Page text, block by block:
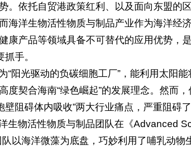
。依托自贸港政策红利、以及面向东盟的
海洋生物活性物质与制品产业作为海洋经
康产品等领域具备不可替代的应用优势，
手。
“阳光驱动的负碳细胞工厂”，能利用太阳
度契合海南“绿色崛起”的发展理念。然而
壁阻碍体内吸收”两大行业痛点，严重阻碍
生物活性物质与制品团队在《Advanced
队以海洋微藻为底盘，巧妙利用了哺乳动